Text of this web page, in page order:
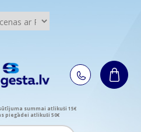
summai atlikuši 15€
piegādei atlikuši 50€